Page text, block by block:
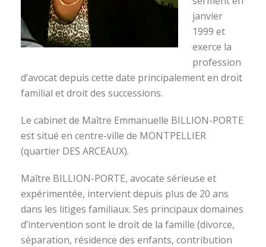
janvier
1999 et
exerce la
profession
d’avocat depuis cette date principalement en droit
familial et droit des successions.
Le cabinet de Maître Emmanuelle BILLION-PORTE
est situé en centre-ville de MONTPELLIER
(quartier DES ARCEAUX).
Maître BILLION-PORTE, avocate sérieuse et
expérimentée, intervient depuis plus de 20 ans
dans les litiges familiaux. Ses principaux domaines
d’intervention sont le droit de la famille (divorce,
séparation, résidence des enfants, contribution